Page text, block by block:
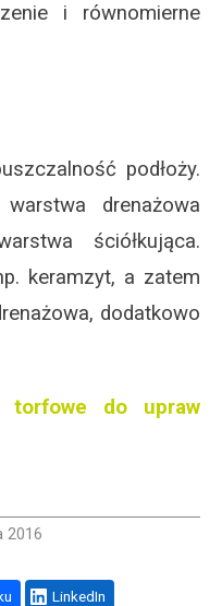
i równomierne
podłoży.
drenażowa
ściółkująca.
keramzyt, a zatem
dodatkowo
torfowe do upraw
2016
LinkedIn